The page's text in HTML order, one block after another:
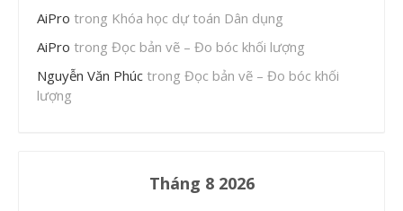
AiPro trong Khóa học dự toán Dân dụng
AiPro trong Đọc bản vẽ – Đo bóc khối lượng
Nguyễn Văn Phúc trong Đọc bản vẽ – Đo bóc khối
lượng
Tháng 8 2026